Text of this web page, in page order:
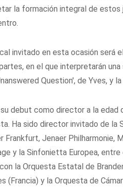
la formación integral de
invitado en esta ocasión será
en el que interpretarán
Question', de Yves, y
debut como director a la
Ha sido director invitado de la
Jenaer Philharmonie,
y la Sinfonietta Europea,
la Orquesta Estatal de
(Francia) y la Orquesta de